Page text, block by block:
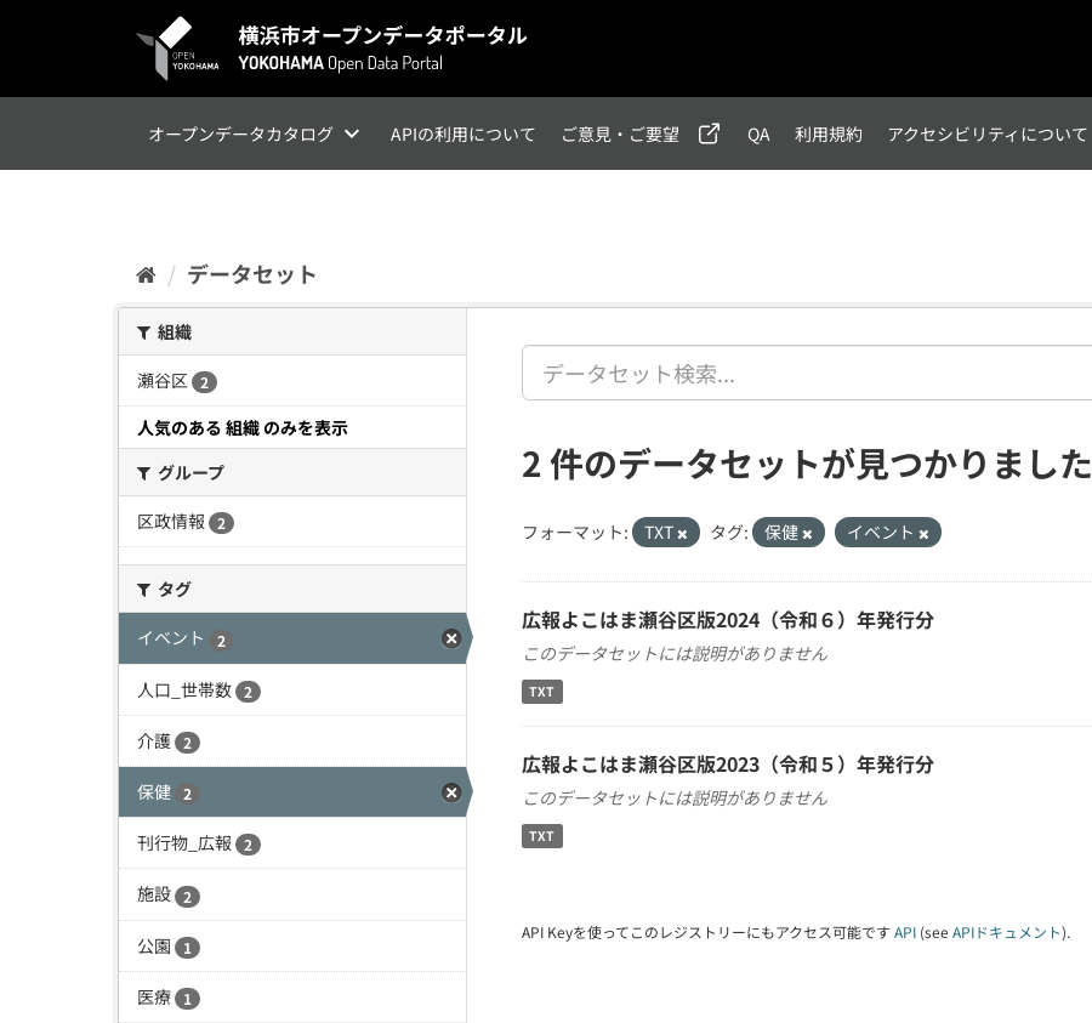
オープンデータカタログ APIの利用について ご意見・ご要望 QA 利用規約 アクセシビリティについて
データセット
組織
瀬谷区 2
人気のある 組織 のみを表示
グループ
区政情報
2
タグ
イベント
2
人口_世帯数 2
介護 2
保健 2
刊行物_広報 2
施設 2
公園 1
医療 1
2 件のデータセットが見つかりました
フォーマット: TXT タグ: 保健 イベント
広報よこはま瀬谷区版2024（令和６）年発行分
このデータセットには説明がありません
TXT
広報よこはま瀬谷区版2023（令和５）年発行分
このデータセットには説明がありません
TXT
API Keyを使ってこのレジストリーにもアクセス可能です API (see APIドキュメント).